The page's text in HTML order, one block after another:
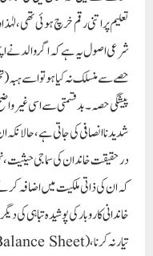
تعلیم پر اتنی رقم خرچ ہوئی تھی،
شرعی اصول یہ ہے کہ اگر والد نے
حصے سے منسلک نہ کیا ہو تو اسے ہبہ
پیشگی حصہ۔ بدقسمتی سے اسی غیر
شدید ناانصافی کی جاتی ہے،
درحقیقت خاندان کی سماجی حیثیت،
کہ ان کی ذاتی ملکیت میں اضافہ
خاندانی کاروبار کی پوشیدہ تباہی کی